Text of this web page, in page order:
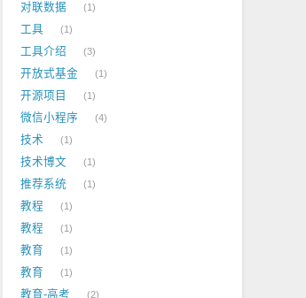
对联数据 1
工具 1
工具介绍 3
开放式基金 1
开源项目 1
微信小程序 4
技术 1
技术博文 1
推荐系统 1
教程 1
教程 1
教育 1
教育 1
教育-高考 2